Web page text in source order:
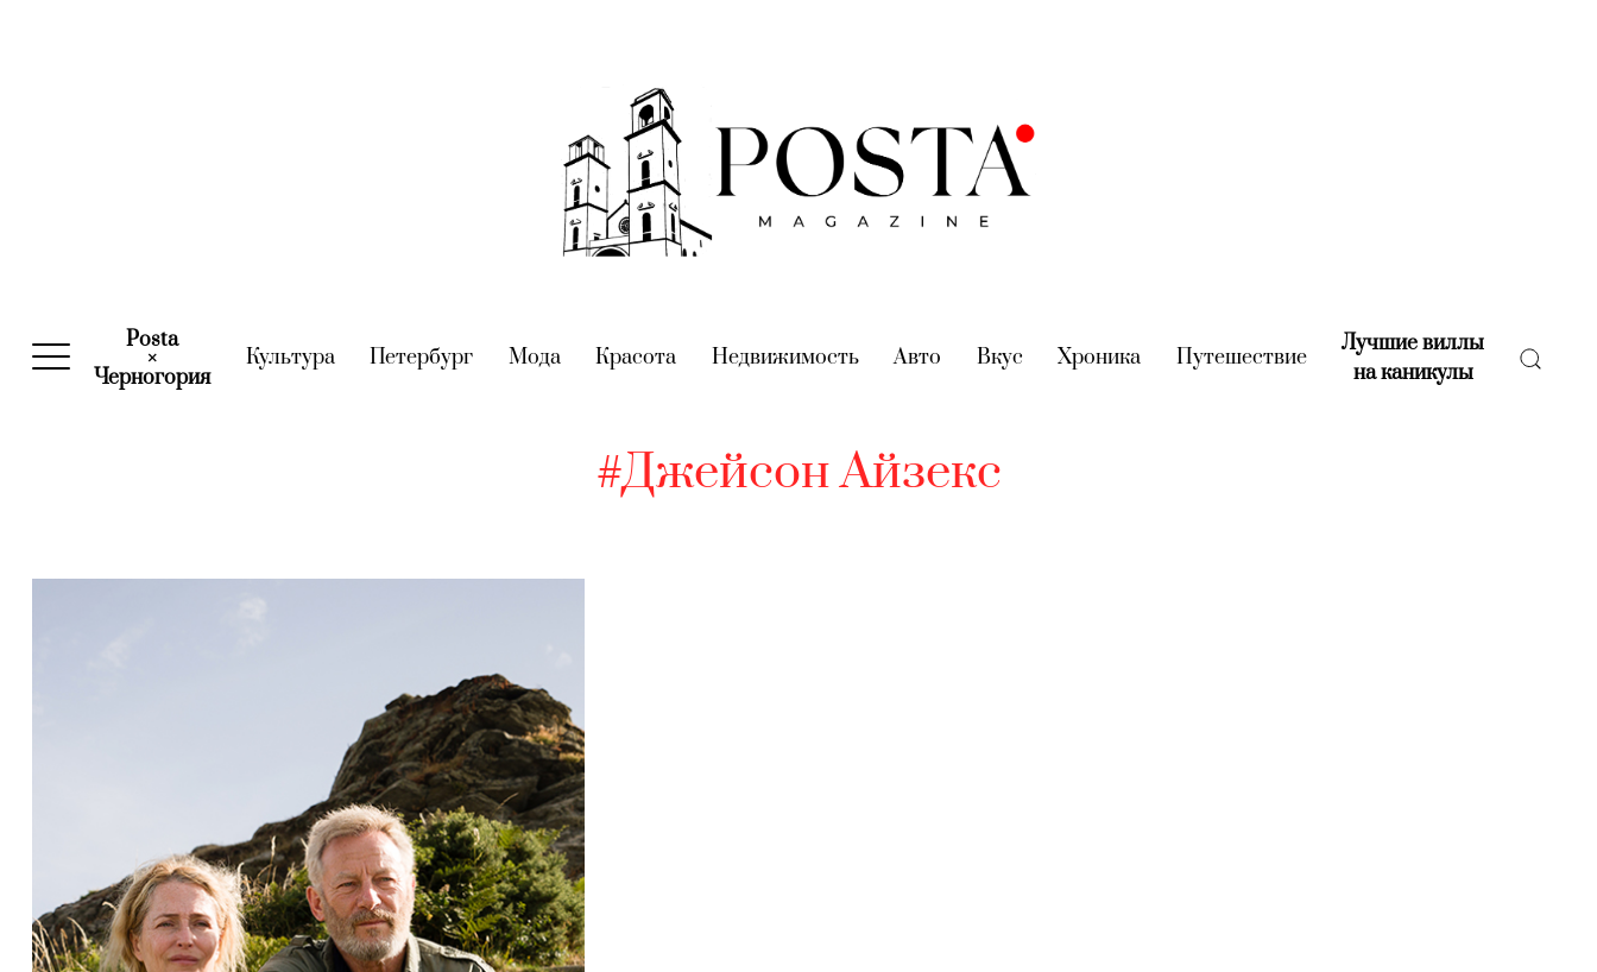
Posta
×
Черногория(current)
Культура(current)
Петербург (current)
Мода(current)
Красота (current)
Недвижимость(current)
Авто (current)
Вкус (current)
Хроника (current)
Путешествие(current)
Лучшие виллы
на каникулы(current)
#Джейсон Айзекс